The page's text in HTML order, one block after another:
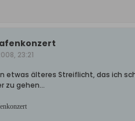
23:21
etwas älteres Streiflicht, das ich
zu gehen...